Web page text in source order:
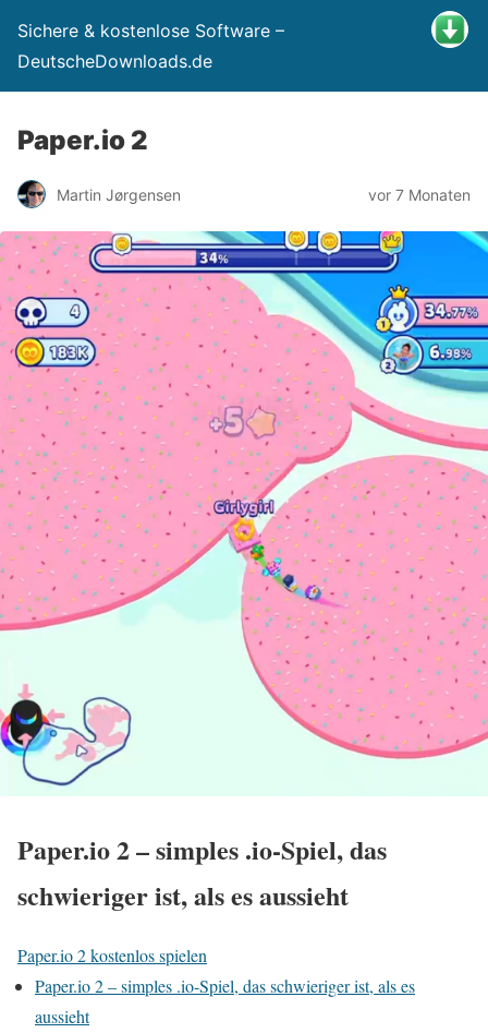
Sichere & kostenlose Software –
DeutscheDownloads.de
Paper.io 2
Martin Jørgensen vor 7 Monaten
Paper.io 2 – simples .io-Spiel, das
schwieriger ist, als es aussieht
Paper.io 2 kostenlos spielen
Paper.io 2 – simples .io-Spiel, das schwieriger ist, als es
aussieht